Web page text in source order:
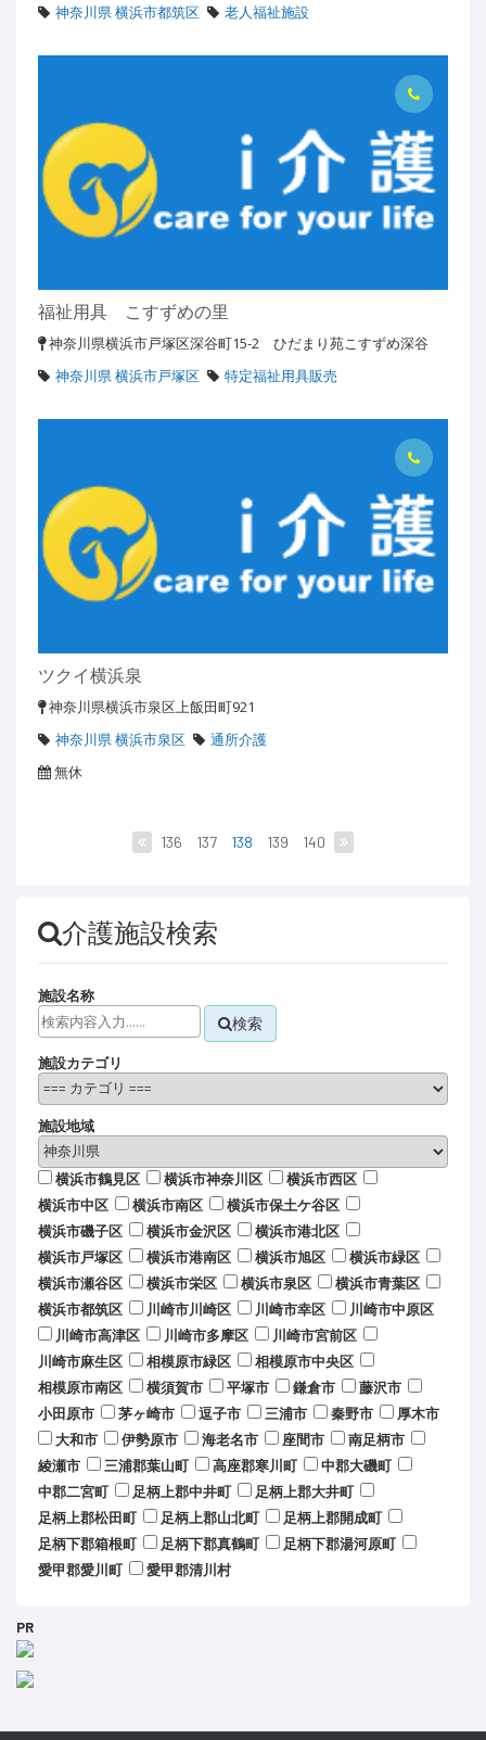
神奈川県 横浜市都筑区
老人福祉施設
福祉用具 こすずめの里
神奈川県横浜市戸塚区深谷町15-2 ひだまり苑こすずめ深谷
神奈川県 横浜市戸塚区
特定福祉用具販売
ツクイ横浜泉
神奈川県横浜市泉区上飯田町921
神奈川県 横浜市泉区
通所介護
無休
136 137 138 139 140
介護施設検索
施設名称
検索
施設カテゴリ
施設地域
横浜市鶴見区 横浜市神奈川区
横浜市西区
横浜市中区
横浜市南区
横浜市保土ケ谷区
横浜市磯子区
横浜市金沢区
横浜市港北区
横浜市戸塚区
横浜市港南区 横浜市旭区
横浜市緑区
横浜市瀬谷区
横浜市栄区 横浜市泉区
横浜市青葉区
横浜市都筑区
川崎市川崎区 川崎市幸区
川崎市中原区
川崎市高津区
川崎市多摩区
川崎市宮前区
川崎市麻生区
相模原市緑区
相模原市中央区
相模原市南区
横須賀市 平塚市 鎌倉市
藤沢市
小田原市
茅ヶ崎市 逗子市 三浦市 秦野市
厚木市
大和市
伊勢原市 海老名市 座間市
南足柄市
綾瀬市
三浦郡葉山町 高座郡寒川町
中郡大磯町
中郡二宮町
足柄上郡中井町
足柄上郡大井町
足柄上郡松田町
足柄上郡山北町
足柄上郡開成町
足柄下郡箱根町
足柄下郡真鶴町
足柄下郡湯河原町
愛甲郡愛川町
愛甲郡清川村
PR